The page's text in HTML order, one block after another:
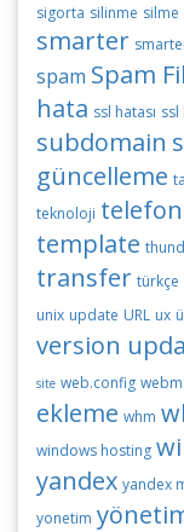
sigorta silinme silme
smarter
spam Spam
hata ssl hatası ssl
subdomain
güncelleme
teknoloji telefon
template
transfer türkçe
unix update URL ux
version
site web.config
ekleme whm
windows hosting
yandex yandex
yonetim